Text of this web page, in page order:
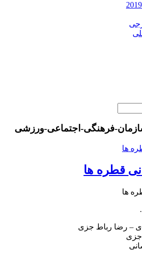
فرهنگی-اجتماعی-ورزشی
قطره ها
ها
– رضا رباط جزی
جزی